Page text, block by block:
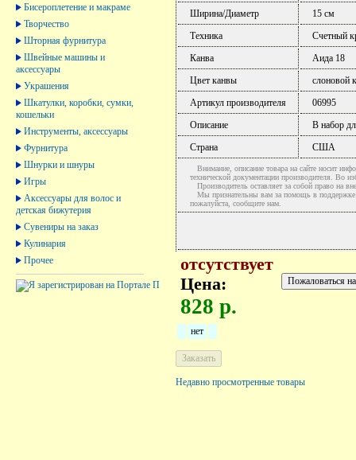
Бисероплетение и макраме
Творчество
Шторная фурнитура
Швейные машины и
аксессуары
Украшения
Шкатулки, коробки, сумки,
кошельки
Инструменты, аксессуары
Фурнитура
Шнурки и шнуры
Игры
Аксессуары для волос и
детская бижутерия
Сувениры на заказ
Кулинария
Прочее
Ширина/Диаметр
15 см
Техника
Счетный
Канва
Аида 18
Цвет канвы
слоновой
Артикул производителя
06995
Описание
В набор
Страна
США
Внимание, описание товара на сайте носит
технической документации производителя. Во
Производитель оставляет за собой право на
Мы признательны вам за помощь в поддержке
пожалуйста, сообщите нам.
отсутствует
Цена:
828 р.
нет
Недавно просмотренные товары